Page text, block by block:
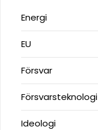
Energi
EU
Försvar
Försvarsteknologi
Ideologi